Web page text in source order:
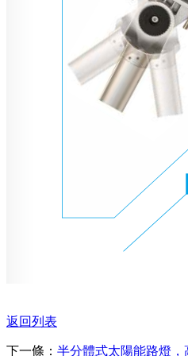
返回列表
下一條： 半分體式太陽能路燈